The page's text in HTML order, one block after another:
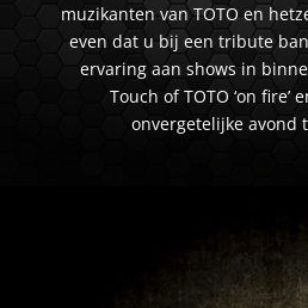
muzikanten van TOTO en
even dat u bij een tribute
ervaring aan shows in
Touch of TOTO ‘on fire’
onvergetelijke avond